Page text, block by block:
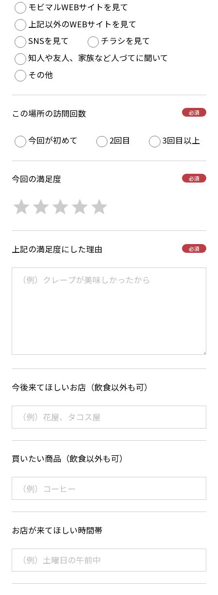
モビマルWEBサイトを見て
上記以外のWEBサイトを見て
SNSを見て
チラシを見て
知人や友人、家族など人づてに聞いて
その他
この場所の訪問回数 必須
今回が初めて 2回目 3回目以上
今回の満足度 必須
上記の満足度にした理由 必須
今後来てほしいお店（飲食以外も可）
買いたい商品（飲食以外も可）
お店が来てほしい時間帯